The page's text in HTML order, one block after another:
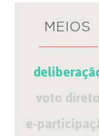
MEIOS
voto direto
e-